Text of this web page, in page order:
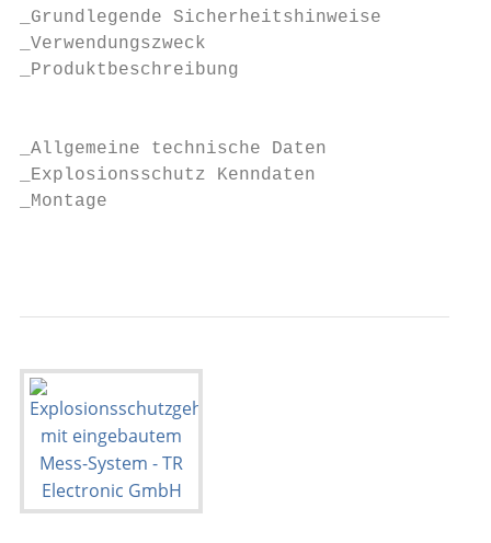
_Grundlegende Sicherheitshinweise
_Verwendungszweck
_Produktbeschreibung
_Allgemeine technische Daten
_Explosionsschutz Kenndaten
_Montage